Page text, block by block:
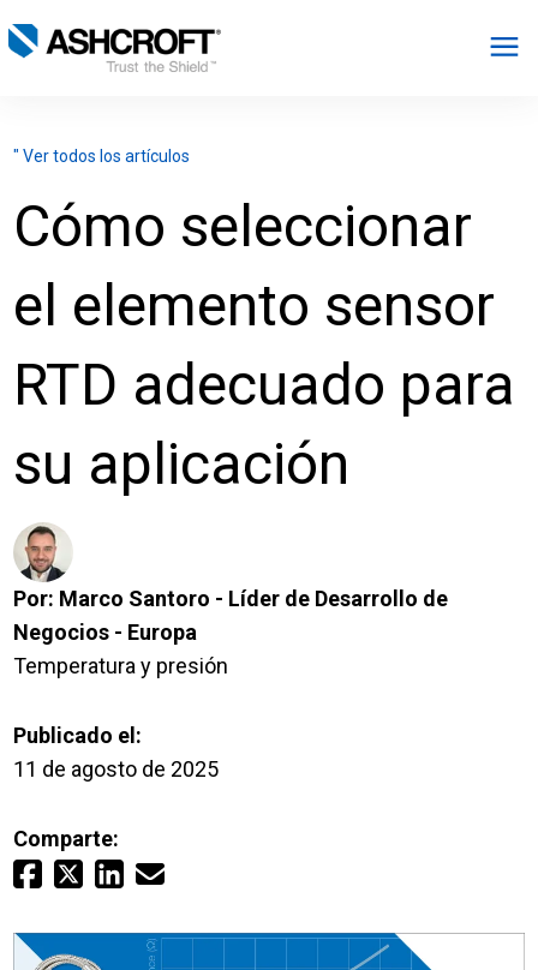
Recursos
Acerca de
Seleccionar región
Inicio de sesión
Carreras profesionales
" Ver todos los artículos
Cómo seleccionar
el elemento sensor
RTD adecuado para
su aplicación
Por: Marco Santoro - Líder de Desarrollo de
Negocios - Europa
Temperatura y presión
Publicado el:
11 de agosto de 2025
Comparte: